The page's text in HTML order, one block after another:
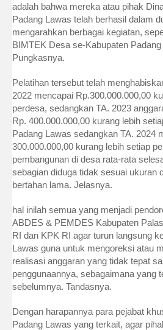
adalah bahwa mereka atau pihak
Padang Lawas telah berhasil dalam
mengarahkan berbagai kegiatan,
BIMTEK Desa se-Kabupaten
Pungkasnya.
Pelatihan tersebut telah
2022 mencapai Rp.300.000.000,00
perdesa, sedangkan TA. 2023
Rp. 400.000.000,00 kurang lebih
Padang Lawas sedangkan TA. 2024
300.000.000,00 kurang lebih setiap
pembangunan di desa rata-rata
sebagian diduga tidak sesuai ukuran
bertahan lama. Jelasnya.
hal inilah semua yang menjadi
ABDES & PEMDES Kabupaten
RI dan KPK RI agar turun langsung
Lawas guna untuk mengoreksi atau
realisasi anggaran yang tidak tepat
penggunaannya, sebagaimana yang
sebelumnya. Tandasnya.
Dengan harapannya para pejabat
Padang Lawas yang terkait, agar